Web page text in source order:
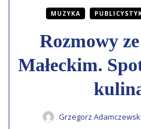
MUZYKA
Rozmowy
Małeckim.
Grzegorz Adamczewski